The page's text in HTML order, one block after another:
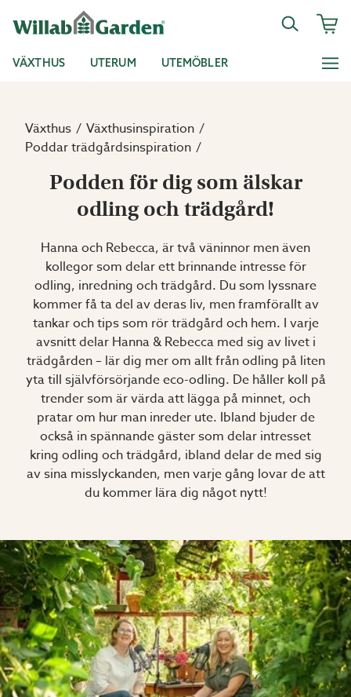
VÄXTHUS UTERUM UTEMÖBLER
Växthus
Växthusinspiration
Poddar trädgårdsinspiration
Podden för dig som älskar
odling och trädgård!
Hanna och Rebecca, är två väninnor men även
kollegor som delar ett brinnande intresse för
odling, inredning och trädgård. Du som lyssnare
kommer få ta del av deras liv, men framförallt av
tankar och tips som rör trädgård och hem. I varje
avsnitt delar Hanna & Rebecca med sig av livet i
trädgården – lär dig mer om allt från odling på liten
yta till självförsörjande eco-odling. De håller koll på
trender som är värda att lägga på minnet, och
pratar om hur man inreder ute. Ibland bjuder de
också in spännande gäster som delar intresset
kring odling och trädgård, ibland delar de med sig
av sina misslyckanden, men varje gång lovar de att
du kommer lära dig något nytt!